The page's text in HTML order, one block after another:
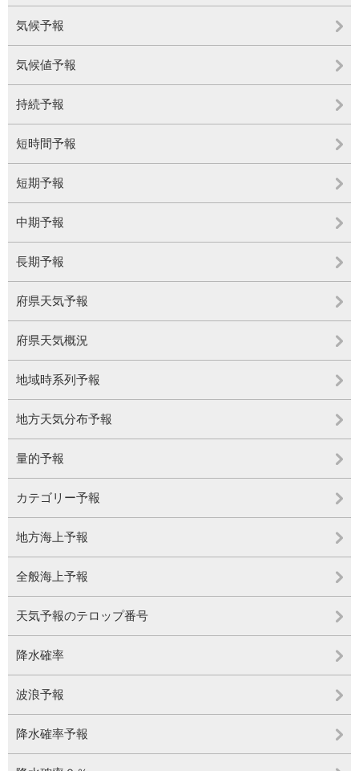
気候予報
気候値予報
持続予報
短時間予報
短期予報
中期予報
長期予報
府県天気予報
府県天気概況
地域時系列予報
地方天気分布予報
量的予報
カテゴリー予報
地方海上予報
全般海上予報
天気予報のテロップ番号
降水確率
波浪予報
降水確率予報